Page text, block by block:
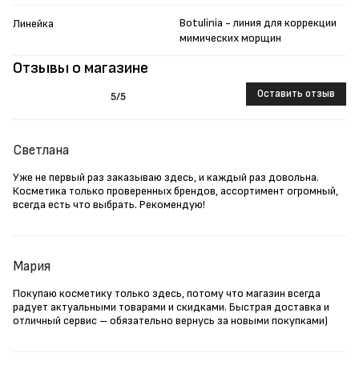
Отзывы о магазине
5/5 Оставить отзыв
Светлана
Уже не первый раз заказываю здесь, и каждый раз довольна.
Косметика только проверенных брендов, ассортимент огромный,
всегда есть что выбрать. Рекомендую!
Мария
Покупаю косметику только здесь, потому что магазин всегда
радует актуальными товарами и скидками. Быстрая доставка и
отличный сервис – обязательно вернусь за новыми покупками)
Линейка
Botulinia - линия для коррекции
мимических морщин